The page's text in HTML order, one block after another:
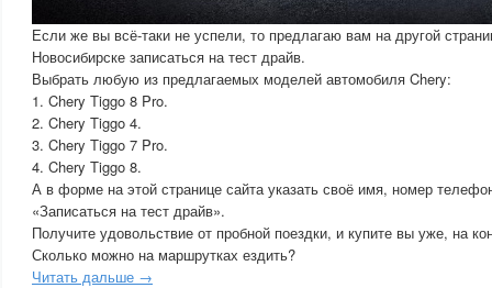
Если же вы всё-таки не успели, то предлагаю вам на другой
Новосибирске записаться на тест драйв.
Выбрать любую из предлагаемых моделей автомобиля Chery:
1. Chery Tiggo 8 Pro.
2. Chery Tiggo 4.
3. Chery Tiggo 7 Pro.
4. Chery Tiggo 8.
А в форме на этой странице сайта указать своё имя, номер
«Записаться на тест драйв».
Получите удовольствие от пробной поездки, и купите вы уже, на
Сколько можно на маршрутках ездить?
Читать дальше →